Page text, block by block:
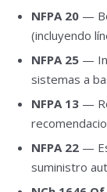
NFPA 20 —
(incluyendo
NFPA 25 —
sistemas a
NFPA 13 —
NFPA 22 —
suministro